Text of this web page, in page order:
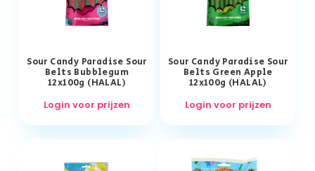
Sour Candy Paradise Sour
Belts Bubblegum
12x100g (HALAL)
Login voor prijzen
Sour Candy Paradise Sour
Belts Green Apple
12x100g (HALAL)
Login voor prijzen